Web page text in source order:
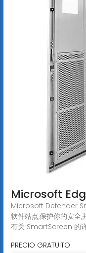
Microsoft
Microsoft Defender
软件站点,保护你的安全
有关 SmartScreen 的
PRECIO GRATUITO